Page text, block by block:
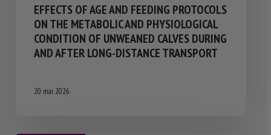
EFFECTS OF AGE AND FEEDING PROTOCOLS
ON THE METABOLIC AND PHYSIOLOGICAL
CONDITION OF UNWEANED CALVES DURING
AND AFTER LONG-DISTANCE TRANSPORT
20 mai 2026